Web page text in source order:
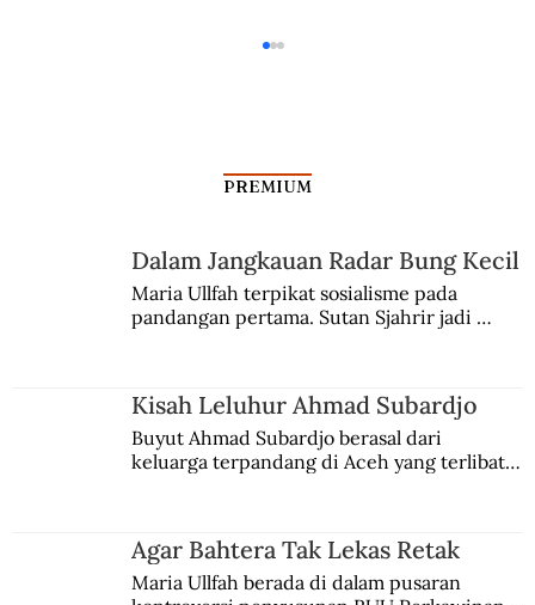
Perjalanan Habitat Ora atau Komodo
PREMIUM
Dalam Jangkauan Radar Bung Kecil
Maria Ullfah terpikat sosialisme pada
pandangan pertama. Sutan Sjahrir jadi
Kisah Leluhur Ahmad Subardjo
Buyut Ahmad Subardjo berasal dari
keluarga terpandang di Aceh yang terlibat
Agar Bahtera Tak Lekas Retak
Maria Ullfah berada di dalam pusaran